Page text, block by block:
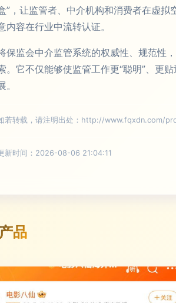
”，让监管者、中介机构和消费者在虚
内容在行业中流转认证。
保监会中介监管系统的权威性、规范性
。它不仅能够使监管工作更“聪明”、更
。
若转载，请注明出处：http://www.fqxdn.com/
新时间：2026-08-06 21:04:11
品